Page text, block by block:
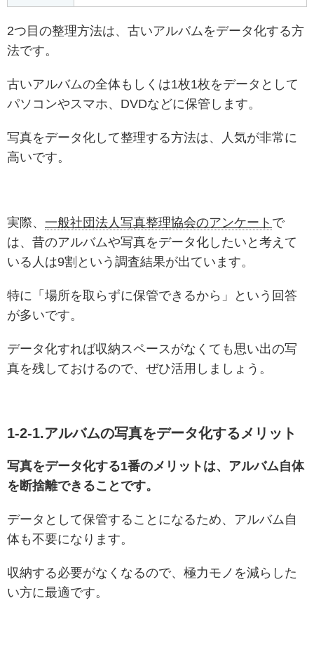
2つ目の整理方法は、古いアルバムをデータ化する方
法です。
古いアルバムの全体もしくは1枚1枚をデータとして
パソコンやスマホ、DVDなどに保管します。
写真をデータ化して整理する方法は、人気が非常に
高いです。
実際、 一般社団法人写真整理協会のアンケート で
は、昔のアルバムや写真をデータ化したいと考えて
いる人は9割という調査結果が出ています。
特に「場所を取らずに保管できるから」という回答
が多いです。
データ化すれば収納スペースがなくても思い出の写
真を残しておけるので、ぜひ活用しましょう。
1-2-1.アルバムの写真をデータ化するメリット
写真をデータ化する1番のメリットは、アルバム自体
を断捨離できることです。
データとして保管することになるため、アルバム自
体も不要になります。
収納する必要がなくなるので、極力モノを減らした
い方に最適です。